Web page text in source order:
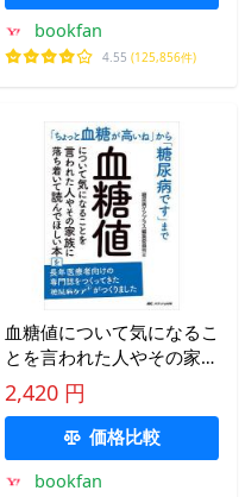
bookfan
4.55 (125,856件)
血糖値について気になるこ
とを言われた人やその家族
に落ち着いて読んでほしい
本 「ちょっと血糖が高い
ね」から「糖尿病です」ま
で
2,420 円
価格比較
bookfan